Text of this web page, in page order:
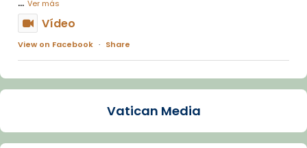
Ver más
Vídeo
View on Facebook · Share
Arquebisbat de Barcelona
La Carmina va patir depressió. Fa gairebé
dos mesos, a l'Estadi Lluís Companys, la
Vatican Media